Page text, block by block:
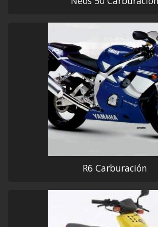
R6 Carburación